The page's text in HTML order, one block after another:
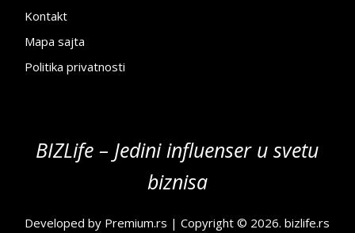
Kontakt
Mapa sajta
Politika privatnosti
BIZLife – Jedini influenser u svetu
biznisa
Developed by Premium.rs | Copyright © 2026.bizlife.rs